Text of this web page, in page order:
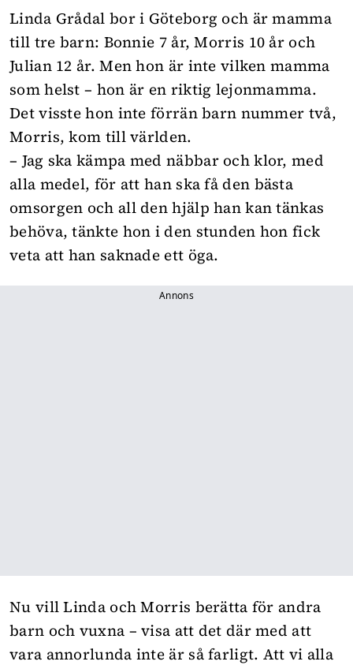
Linda Grådal bor i Göteborg och är mamma
till tre barn: Bonnie 7 år, Morris 10 år och
Julian 12 år. Men hon är inte vilken mamma
som helst – hon är en riktig lejonmamma.
Det visste hon inte förrän barn nummer två,
Morris, kom till världen.
– Jag ska kämpa med näbbar och klor, med
alla medel, för att han ska få den bästa
omsorgen och all den hjälp han kan tänkas
behöva, tänkte hon i den stunden hon fick
veta att han saknade ett öga.
Annons
Nu vill Linda och Morris berätta för andra
barn och vuxna – visa att det där med att
vara annorlunda inte är så farligt. Att vi alla